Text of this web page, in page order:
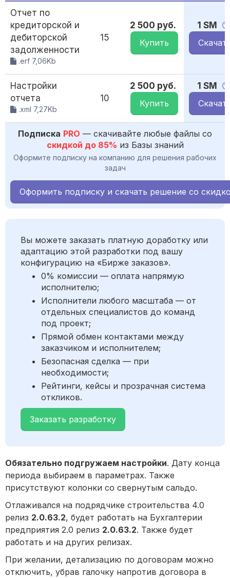
Отчет по
кредиторской и
дебиторской
задолженности
.erf 7,06Kb
15
2 500 руб.
Купить
1 SM
Настройки
отчета
.xml 7,27Kb
10
2 500 руб.
Купить
1 SM
Подписка PRO — скачивайте любые файлы со
скидкой до 85% из Базы знаний
Оформите подписку на компанию для решения рабочих
задач
Оформить подписку и скачать решение со
Вы можете заказать платную доработку или
адаптацию этой разработки под вашу
конфигурацию на «Бирже заказов».
0% комиссии — оплата напрямую
исполнителю;
Исполнители любого масштаба — от
отдельных специалистов до команд
под проект;
Прямой обмен контактами между
заказчиком и исполнителем;
Безопасная сделка — при
необходимости;
Рейтинги, кейсы и прозрачная система
откликов.
Заказать разработку
Обязательно подгружаем настройки. Дату конца
периода выбираем в параметрах. Также
присутствуют колонки со свернутым сальдо.
Отлаживался на подрядчике строительства 4.0
релиз 2.0.63.2, будет работать на Бухгалтерии
предприятия 2.0 релиз 2.0.63.2. Также будет
работать и на других релизах.
При желании, детализацию по договорам можно
отключить, убрав галочку напротив договора в